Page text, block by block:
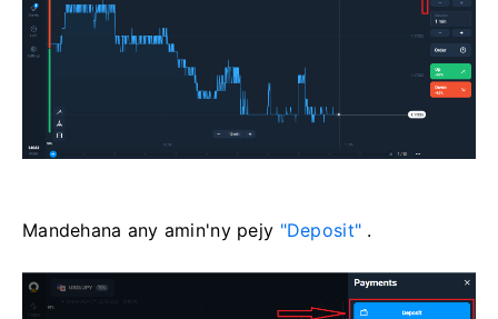
Mandehana any amin'ny pejy "Deposit" .